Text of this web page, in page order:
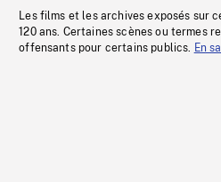
Les films et les archives exposés sur
120 ans. Certaines scènes ou termes
offensants pour certains publics. En